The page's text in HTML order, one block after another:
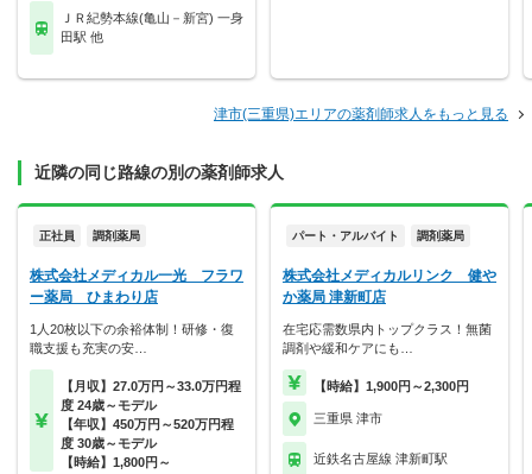
ＪＲ紀勢本線(亀山－新宮) 一身
田駅 他
津市(三重県)エリアの薬剤師求人をもっと見る
近隣の同じ路線の別の薬剤師求人
正社員 調剤薬局
株式会社メディカル一光 フラワ
ー薬局 ひまわり店
1人20枚以下の余裕体制！研修・復
職支援も充実の安…
【月収】27.0万円～33.0万円程
度 24歳～モデル
【年収】450万円～520万円程
度 30歳～モデル
【時給】1,800円～
パート・アルバイト 調剤薬局
株式会社メディカルリンク 健や
か薬局 津新町店
在宅応需数県内トップクラス！無菌
調剤や緩和ケアにも…
【時給】1,900円～2,300円
三重県 津市
近鉄名古屋線 津新町駅